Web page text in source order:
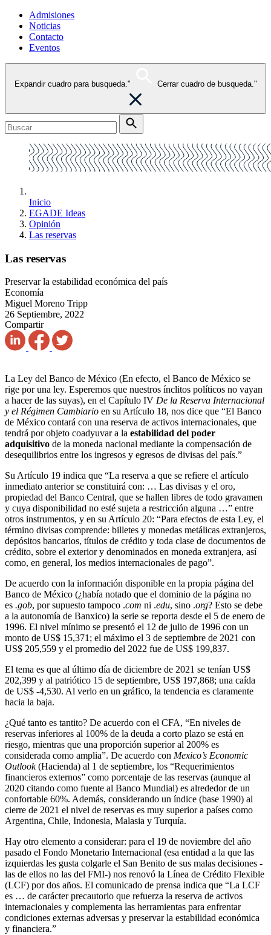
Admisiones
Noticias
Contacto
Eventos
Expandir cuadro para busqueda." Cerrar cuadro de busqueda."
Inicio
EGADE Ideas
Opinión
Las reservas
Las reservas
Preservar la estabilidad económica del país
Economía
Miguel Moreno Tripp
26 Septiembre, 2022
Compartir
La Ley del Banco de México (En efecto, el Banco de México se
rige por una ley. Esperemos que nuestros ínclitos políticos no vayan
a hacer de las suyas), en el Capítulo IV De la Reserva Internacional
y el Régimen Cambiario en su Artículo 18, nos dice que “El Banco
de México contará con una reserva de activos internacionales, que
tendrá por objeto coadyuvar a la estabilidad del poder
adquisitivo de la moneda nacional mediante la compensación de
desequilibrios entre los ingresos y egresos de divisas del país.”
Su Artículo 19 indica que “La reserva a que se refiere el artículo
inmediato anterior se constituirá con: … Las divisas y el oro,
propiedad del Banco Central, que se hallen libres de todo gravamen
y cuya disponibilidad no esté sujeta a restricción alguna …” entre
otros instrumentos, y en su Artículo 20: “Para efectos de esta Ley, el
término divisas comprende: billetes y monedas metálicas extranjeros,
depósitos bancarios, títulos de crédito y toda clase de documentos de
crédito, sobre el exterior y denominados en moneda extranjera, así
como, en general, los medios internacionales de pago”.
De acuerdo con la información disponible en la propia página del
Banco de México (¿había notado que el dominio de la página no
es .gob, por supuesto tampoco .com ni .edu, sino .org? Esto se debe
a la autonomía de Banxico) la serie se reporta desde el 5 de enero de
1996. El nivel mínimo se presentó el 12 de julio de 1996 con un
monto de US$ 15,371; el máximo el 3 de septiembre de 2021 con
US$ 205,559 y el promedio del 2022 fue de US$ 199,837.
El tema es que al último día de diciembre de 2021 se tenían US$
202,399 y al patriótico 15 de septiembre, US$ 197,868; una caída
de US$ -4,530. Al verlo en un gráfico, la tendencia es claramente
hacia la baja.
¿Qué tanto es tantito? De acuerdo con el CFA, “En niveles de
reservas inferiores al 100% de la deuda a corto plazo se está en
riesgo, mientras que una proporción superior al 200% es
considerada como amplia”. De acuerdo con Mexico’s Economic
Outlook(Hacienda) al 1 de septiembre, los “Requerimientos
financieros externos” como porcentaje de las reservas (aunque al
2020 citando como fuente al Banco Mundial) es alrededor de un
confortable 60%. Además, considerando un índice (base 1990) al
cierre de 2021 el nivel de reservas es muy superior a países como
Argentina, Chile, Indonesia, Malasia y Turquía.
Hay otro elemento a considerar: para el 19 de noviembre del año
pasado el Fondo Monetario Internacional (esa entidad a la que las
izquierdas les gusta colgarle el San Benito de sus malas decisiones -
las de ellos no las del FMI-) nos renovó la Línea de Crédito Flexible
(LCF) por dos años. El comunicado de prensa indica que “La LCF
es … de carácter precautorio que refuerza la reserva de activos
internacionales y complementa las herramientas para enfrentar
condiciones externas adversas y preservar la estabilidad económica
y financiera.”